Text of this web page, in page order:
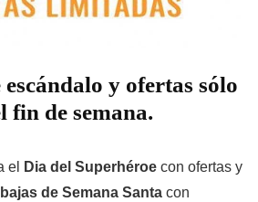
escándalo y ofertas sólo
fin de semana.
el Dia del Superhéroe con ofertas y
de Semana Santa con